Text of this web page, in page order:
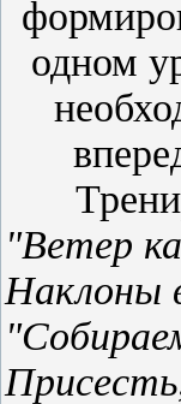
одном
"Ветер
Наклоны